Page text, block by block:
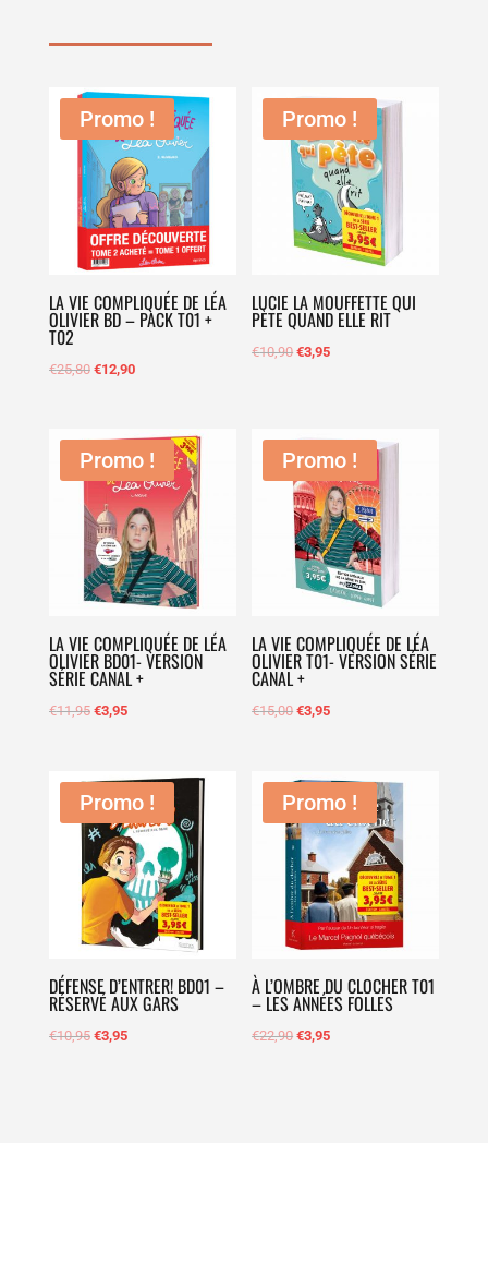
Promo !
LA VIE COMPLIQUÉE DE LÉA
OLIVIER BD – PACK T01 +
T02
€25,80 €12,90
Promo !
LUCIE LA MOUFFETTE QUI
PÈTE QUAND ELLE RIT
€10,90 €3,95
Promo !
LA VIE COMPLIQUÉE DE LÉA
OLIVIER BD01- VERSION
SÉRIE CANAL +
€11,95 €3,95
Promo !
LA VIE COMPLIQUÉE DE LÉA
OLIVIER T01- VERSION SÉRIE
CANAL +
€15,00 €3,95
Promo !
DÉFENSE D’ENTRER! BD01 –
RÉSERVÉ AUX GARS
€10,95 €3,95
Promo !
À L’OMBRE DU CLOCHER T01
– LES ANNÉES FOLLES
€22,90 €3,95